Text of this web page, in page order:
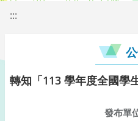
:::
轉知「113 學年度全國學
發布單